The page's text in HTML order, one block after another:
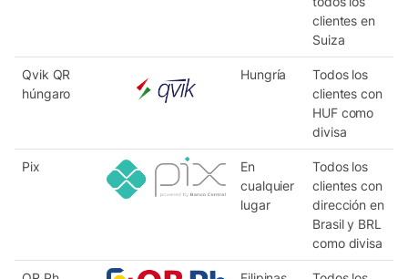
clientes en
Suiza
Qvik QR
húngaro
Hungría
Todos los
clientes con
HUF como
divisa
Pix
En
cualquier
lugar
Todos los
clientes con
dirección en
Brasil y BRL
como divisa